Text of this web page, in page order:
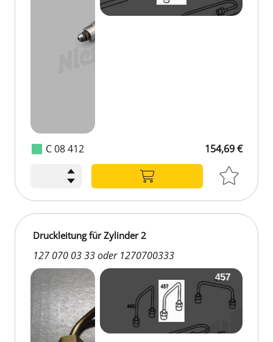
C 08 412 154,69 €
Druckleitung für Zylinder 2
127 070 03 33 oder 1270700333